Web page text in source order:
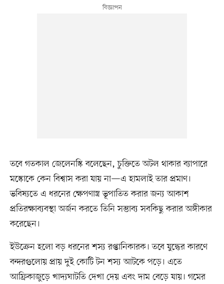
তবে গতকাল জেলেনস্কি বলেছেন, চুক্তিতে অটল থাকার ব্যাপারে
মস্কোকে কেন বিশ্বাস করা যায় না—এ হামলাই তার প্রমাণ।
ভবিষ্যতে এ ধরনের ক্ষেপণাস্ত্র ভূপাতিত করার জন্য আকাশ
প্রতিরক্ষাব্যবস্থা অর্জন করতে তিনি সম্ভাব্য সবকিছু করার অঙ্গীকার
করেছেন।
ইউক্রেন হলো বড় ধরনের শস্য রপ্তানিকারক। তবে যুদ্ধের কারণে
বন্দরগুলোয় প্রায় দুই কোটি টন শস্য আটকে পড়ে। এতে
আফ্রিকাজুড়ে খাদ্যঘাটতি দেখা দেয় এবং দাম বেড়ে যায়। গমের